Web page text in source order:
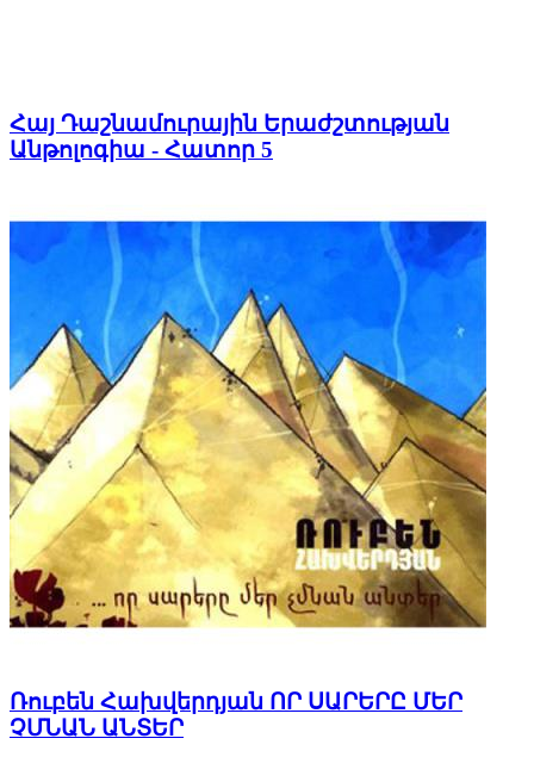
Հայ Դաշնամուրային Երաժշտության
Անթոլոգիա - Հատոր 5
Ռուբեն Հախվերդյան ՈՐ ՍԱՐԵՐԸ ՄԵՐ
ՉՄՆԱՆ ԱՆՏԵՐ